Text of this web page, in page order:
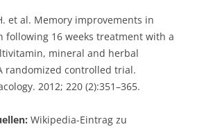
et al. Memory improvements in
following 16 weeks treatment with a
mineral and herbal
randomized controlled trial.
2012; 220 (2):351–365.
Wikipedia-Eintrag zu